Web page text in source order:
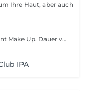
Ihre Haut, aber auch
Augenbrauen Korrektur semi Permanent Make Up. Dauer von 6-24 Monaten. Einzelhaar Microblanding der perfekte Weg um Lücken im Augenbrauen zu fühlen, mehr Volumen zu bringen, Neu modellieren u.v.m Ich bitte eine Beratung die wir auch die Augenbrauen vorher durch einen exclusive APP ihre Augenbrauen simulieren können und somit sehen Sie schon vorher wie ihre Augenbrauen ausschauen wird. Sie erhalten auch exclusive Produkte zum Home Care damit Sie das beste Ergebnis erzielen können. Ich bin auch danach für Sie da mit dem Nachbehandlung.
IPA